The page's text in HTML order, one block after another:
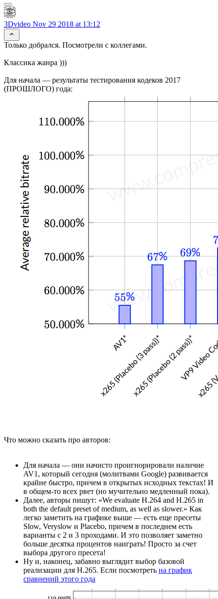
3Dvideo Nov 29 2018 at 13:12
Только добрался. Посмотрели с коллегами.
Классика жанра )))
Для начала — результаты тестирования кодеков 2017
(ПРОШЛОГО) года:
Что можно сказать про авторов:
Для начала — они начисто проигнорировали наличие
AV1, который сегодня (молитвами Google) развивается
крайне быстро, причем в открытых исходных текстах! И
в общем-то всех рвет (но мучительно медленный пока).
Далее, авторы пишут: «We evaluate H.264 and H.265 in
both the default preset of medium, as well as slower.» Как
легко заметить на графике выше — есть еще пресеты
Slow, Veryslow и Placebo, причем в последнем есть
варианты с 2 и 3 проходами. И это позволяет заметно
больше десятка процентов наиграть! Просто за счет
выбора другого пресета!
Ну и, наконец, забавно выглядит выбор базовой
реализации для H.265. Если посмотреть на график
сравнений этого года